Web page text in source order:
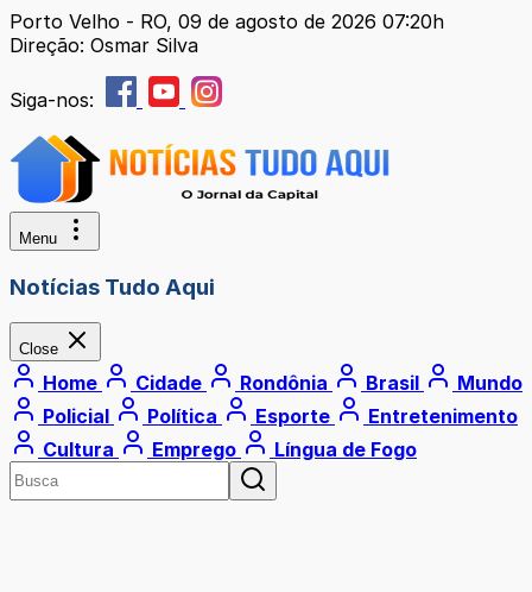
Porto Velho - RO, 09 de agosto de 2026 07:20h
Direção: Osmar Silva
Siga-nos:
Menu
Notícias Tudo Aqui
Close
Home Cidade Rondônia Brasil
Mundo
Policial
Política Esporte
Entretenimento
Cultura
Emprego Língua de Fogo